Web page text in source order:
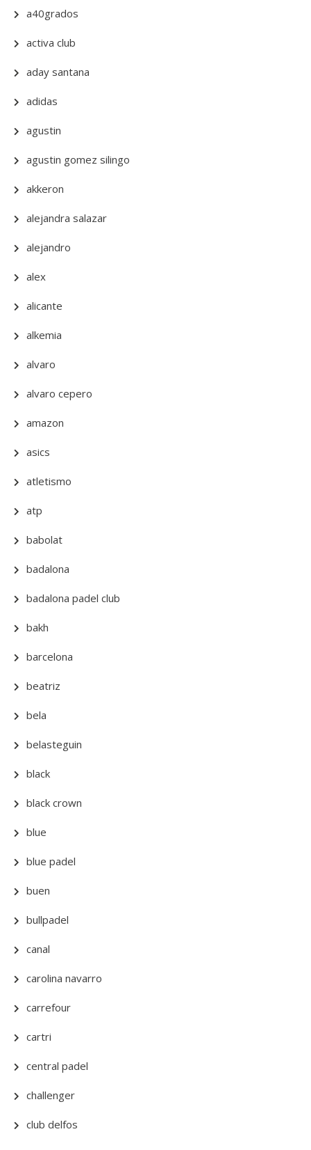
a40grados
activa club
aday santana
adidas
agustin
agustin gomez silingo
akkeron
alejandra salazar
alejandro
alex
alicante
alkemia
alvaro
alvaro cepero
amazon
asics
atletismo
atp
babolat
badalona
badalona padel club
bakh
barcelona
beatriz
bela
belasteguin
black
black crown
blue
blue padel
buen
bullpadel
canal
carolina navarro
carrefour
cartri
central padel
challenger
club delfos